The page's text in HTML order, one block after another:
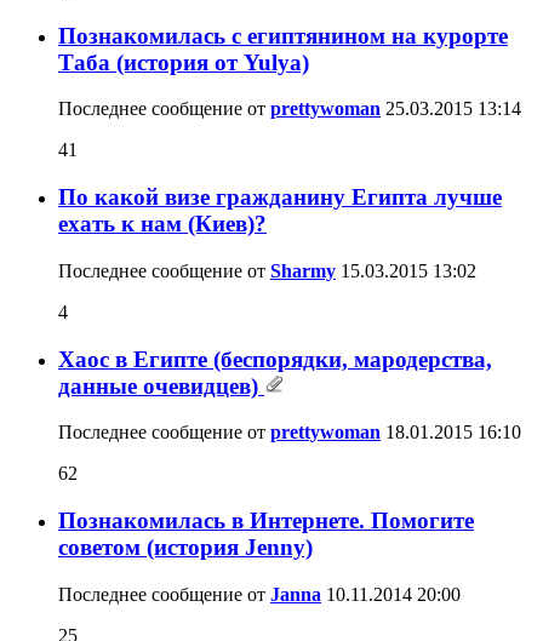
Познакомилась с египтянином на курорте
Таба (история от Yulya)
Последнее сообщение от prettywoman 25.03.2015 13:14
41
По какой визе гражданину Египта лучше
ехать к нам (Киев)?
Последнее сообщение от Sharmy 15.03.2015 13:02
4
Хаос в Египте (беспорядки, мародерства,
данные очевидцев)
Последнее сообщение от prettywoman 18.01.2015 16:10
62
Познакомилась в Интернете. Помогите
советом (история Jenny)
Последнее сообщение от Janna 10.11.2014 20:00
25